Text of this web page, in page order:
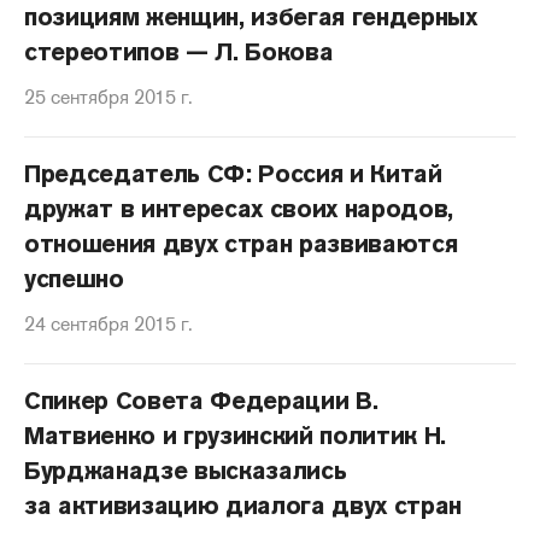
позициям женщин, избегая гендерных
стереотипов — Л. Бокова
25 сентября 2015 г.
Председатель СФ: Россия и Китай
дружат в интересах своих народов,
отношения двух стран развиваются
успешно
24 сентября 2015 г.
Спикер Совета Федерации В.
Матвиенко и грузинский политик Н.
Бурджанадзе высказались
за активизацию диалога двух стран